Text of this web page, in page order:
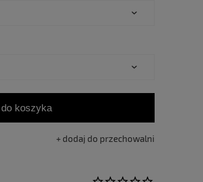
do koszyka
dodaj do przechowalni